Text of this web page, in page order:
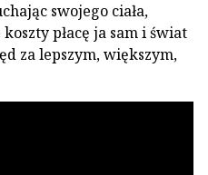
swojego ciała,
płacę ja sam i świat
za lepszym, większym,